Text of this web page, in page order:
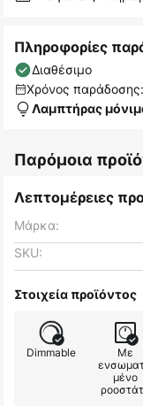
Πληροφορίες
Διαθέσιμο
Χρόνος
Λαμπτήρας
Παρόμοια
Λεπτομέρειες
Μάρκα:
SKU:
Στοιχεία προϊόντος
Dimmable
Με
μένο